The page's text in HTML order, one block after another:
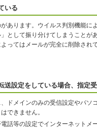
いる
あります。ウイルス判別機能に
として振り分けてしまうことが
ってはメールが完全に削除され
送設定をしている場合、指定
ドメインのみの受信設定やパソ
できません。
話等の設定でインターネットメ